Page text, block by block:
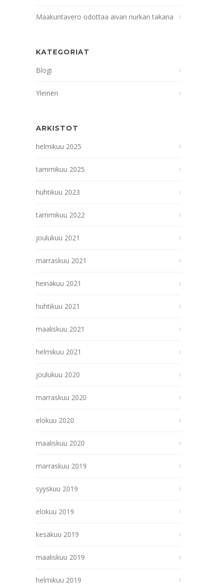
Maakuntavero odottaa aivan nurkan takana
KATEGORIAT
Blogi
Yleinen
ARKISTOT
helmikuu 2025
tammikuu 2025
huhtikuu 2023
tammikuu 2022
joulukuu 2021
marraskuu 2021
heinäkuu 2021
huhtikuu 2021
maaliskuu 2021
helmikuu 2021
joulukuu 2020
marraskuu 2020
elokuu 2020
maaliskuu 2020
marraskuu 2019
syyskuu 2019
elokuu 2019
kesäkuu 2019
maaliskuu 2019
helmikuu 2019